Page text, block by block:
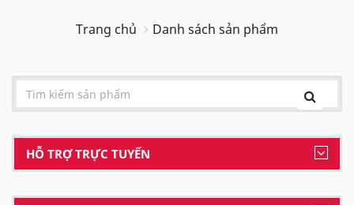
Trang chủ Danh sách sản phẩm
HỖ TRỢ TRỰC TUYẾN